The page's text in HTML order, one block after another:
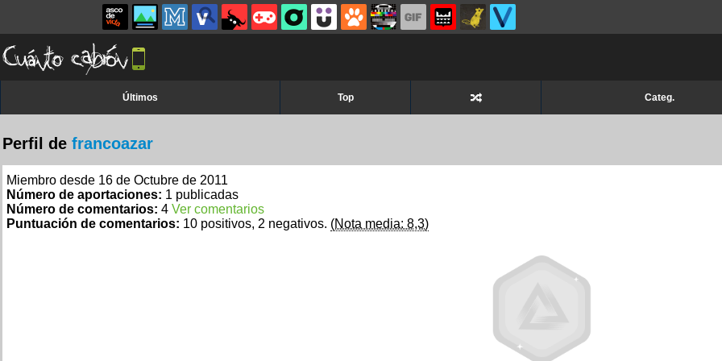
Últimos Top Categ.
Perfil de francoazar
Miembro desde 16 de Octubre de 2011
Número de aportaciones: 1 publicadas
Número de comentarios: 4 Ver comentarios
Puntuación de comentarios: 10 positivos, 2 negativos. (Nota media: 8,3)